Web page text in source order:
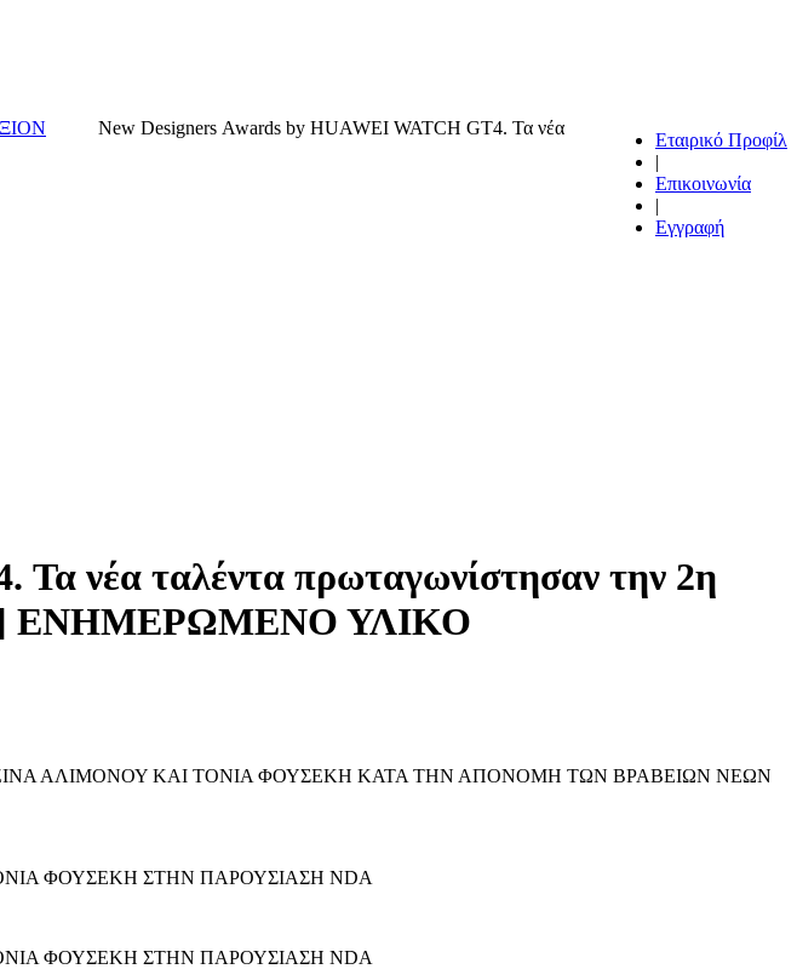
Εταιρικό Προφίλ
|
Επικοινωνία
|
Εγγραφή
New Designers Awards by HUAWEI WATCH GT4. Τα νέα
νέα ταλέντα πρωταγωνίστησαν την 2η
2 ] ΕΝΗΜΕΡΩΜΕΝΟ ΥΛΙΚΟ
ΑΛΙΜΟΝΟΥ ΚΑΙ ΤΟΝΙΑ ΦΟΥΣΕΚΗ ΚΑΤΑ ΤΗΝ ΑΠΟΝΟΜΗ ΤΩΝ ΒΡΑΒΕΙΩΝ ΝΕΩΝ
ΦΟΥΣΕΚΗ ΣΤΗΝ ΠΑΡΟΥΣΙΑΣΗ NDA
ΦΟΥΣΕΚΗ ΣΤΗΝ ΠΑΡΟΥΣΙΑΣΗ NDA